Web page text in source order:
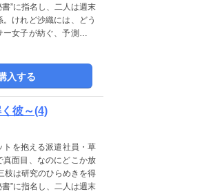
”に指名し、二人は週末
けれど沙織には、どう
女子が紡ぐ、予測不能
入する
彼～(4)
を抱える派遣社員・草
面目、なのにどこか放
枝は研究のひらめきを得
”に指名し、二人は週末